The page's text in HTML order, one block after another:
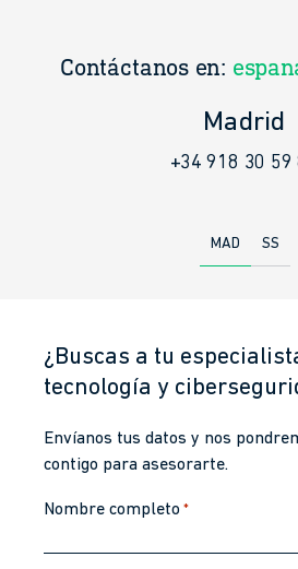
Contáctanos en:
Donostia – San
+34 943 448
MAD SS
¿Buscas a tu
tecnología y
Envíanos tus datos y nos
contigo para asesorarte.
Nombre completo *